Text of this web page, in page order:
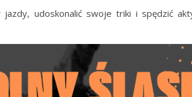
jazdy, udoskonalić swoje triki i spędzić